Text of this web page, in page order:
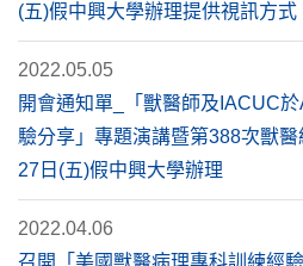
(五)假中興大學辦理提供視訊方式
2022.05.05
開會通知單_「獸醫師及IACUC
驗分享」專題演講暨第388次獸
27日(五)假中興大學辦理
2022.04.06
召開「美國獸醫病理專科訓練經